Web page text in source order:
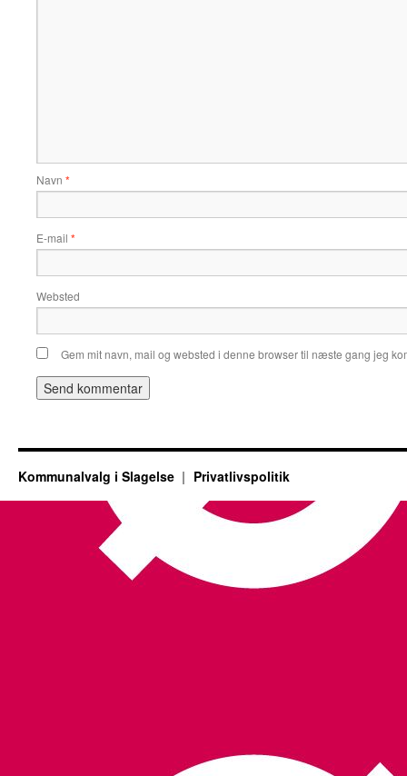
Navn *
E-mail *
Websted
Gem mit navn, mail og websted i denne browser til næste gang jeg
Kommunalvalg i Slagelse Privatlivspolitik